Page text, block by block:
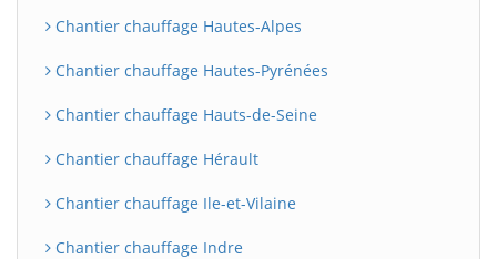
Chantier chauffage Hautes-Alpes
Chantier chauffage Hautes-Pyrénées
Chantier chauffage Hauts-de-Seine
Chantier chauffage Hérault
Chantier chauffage Ile-et-Vilaine
Chantier chauffage Indre